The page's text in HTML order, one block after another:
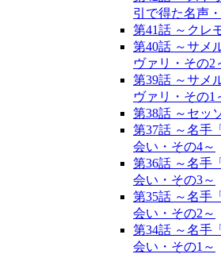
引で得た名声
第41話 ～クレ
第40話 ～サメ
ヴァリ・その2
第39話 ～サメ
ヴァリ・その1
第38話 ～セッ
第37話 ～名手
会い・その4～
第36話 ～名手
会い・その3～
第35話 ～名手
会い・その2～
第34話 ～名手
会い・その1～